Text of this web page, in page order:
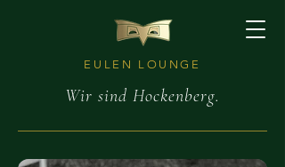
EULEN LOUNGE
Wir sind Hockenberg.